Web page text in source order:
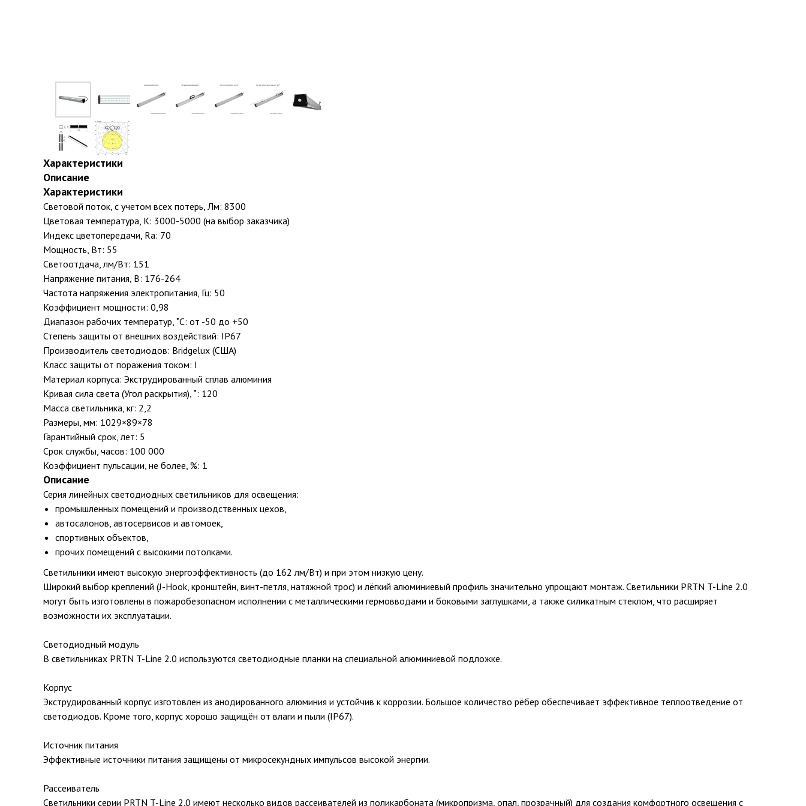
Характеристики
Описание
Характеристики
Световой поток, с учетом всех потерь, Лм: 8300
Цветовая температура, К: 3000-5000 (на выбор заказчика)
Индекс цветопередачи, Ra: 70
Мощность, Вт: 55
Светоотдача, лм/Вт: 151
Напряжение питания, В: 176-264
Частота напряжения электропитания, Гц: 50
Коэффициент мощности: 0,98
Диапазон рабочих температур, ˚С: от -50 до +50
Степень защиты от внешних воздействий: IP67
Производитель светодиодов: Bridgelux (США)
Класс защиты от поражения током: I
Материал корпуса: Экструдированный сплав алюминия
Кривая сила света (Угол раскрытия), ˚: 120
Масса светильника, кг: 2,2
Размеры, мм: 1029×89×78
Гарантийный срок, лет: 5
Срок службы, часов: 100 000
Коэффициент пульсации, не более, %: 1
Описание
Серия линейных светодиодных светильников для освещения:
промышленных помещений и производственных цехов,
автосалонов, автосервисов и автомоек,
спортивных объектов,
прочих помещений с высокими потолками.
Светильники имеют высокую энергоэффективность (до 162 лм/Вт) и при этом низкую цену.
Широкий выбор креплений (J-Hook, кронштейн, винт-петля, натяжной трос) и лёгкий алюминиевый профиль значительно упрощают монтаж. Светильники PRTN T-Line 2.0
могут быть изготовлены в пожаробезопасном исполнении с металлическими гермовводами и боковыми заглушками, а также силикатным стеклом, что расширяет
возможности их эксплуатации.
Светодиодный модуль
В светильниках PRTN T-Line 2.0 используются светодиодные планки на специальной алюминиевой подложке.
Корпус
Экструдированный корпус изготовлен из анодированного алюминия и устойчив к коррозии. Большое количество рёбер обеспечивает эффективное теплоотведение от
светодиодов. Кроме того, корпус хорошо защищён от влаги и пыли (IP67).
Источник питания
Эффективные источники питания защищены от микросекундных импульсов высокой энергии.
Рассеиватель
Светильники серии PRTN T-Line 2.0 имеют несколько видов рассеивателей из поликарбоната (микропризма, опал, прозрачный) для создания комфортного освещения с